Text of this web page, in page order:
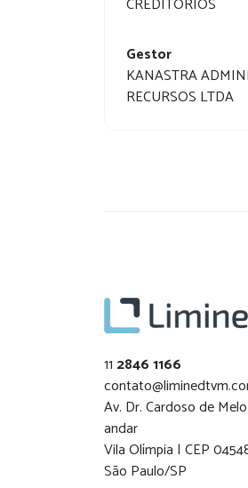
CREDITÓRIOS
Gestor
KANASTRA
RECURSOS LTDA
11 2846 1166
Av. Dr. Cardoso de
andar
Vila Olímpia | CEP
São Paulo/SP